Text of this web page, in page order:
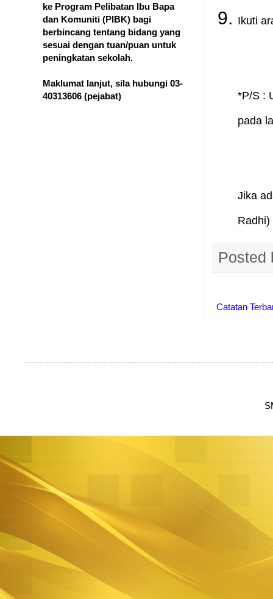
Ikuti
*P/S :
pada
Jika
Radhi)
Catatan
ke Program Pelibatan Ibu Bapa
dan Komuniti (PIBK) bagi
berbincang tentang bidang yang
sesuai dengan tuan/puan untuk
peningkatan sekolah.
Maklumat lanjut, sila hubungi 03-
40313606 (pejabat)